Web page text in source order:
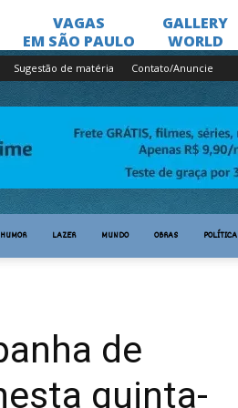
Sugestão de matéria Contato/Anuncie
HUMOR LAZER MUNDO OBRAS POLÍTICA
de
quinta-